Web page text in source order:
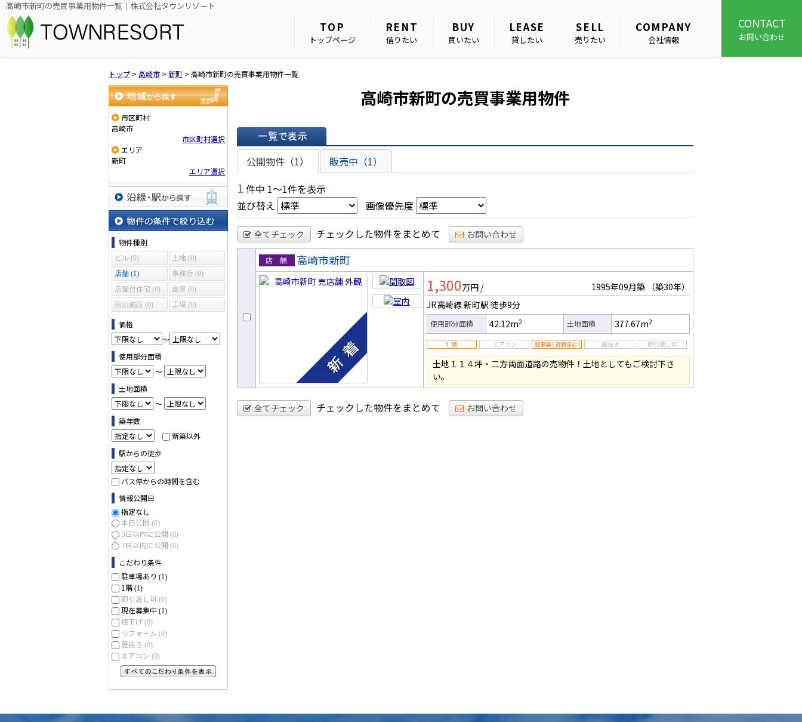
高崎市新町の売買事業用物件一覧｜株式会社タウンリゾート
TOP
トップページ
RENT
借りたい
BUY
買いたい
LEASE
貸したい
SELL
売りたい
COMPANY
会社情報
CONTACT
お問い合わせ
トップ > 高崎市 > 新町 > 高崎市新町の売買事業用物件一覧
地域から探す
市区町村
高崎市
市区町村選択
エリア
新町
エリア選択
沿線・駅から探す
物件の条件で絞り込む
物件種別
ビル (0)
土地 (0)
店舗 (1)
事務所 (0)
店舗付住宅 (0)
倉庫 (0)
宿泊施設 (0)
工場 (0)
価格
～
使用部分面積
～
土地面積
～
築年数
新築以外
駅からの徒歩
バス停からの時間を含む
情報公開日
指定なし
本日公開 (0)
3日以内に公開 (0)
7日以内に公開 (0)
こだわり条件
駐車場あり (1)
1階 (1)
即引渡し可 (0)
現在募集中 (1)
値下げ (0)
リフォーム (0)
居抜き (0)
エアコン (0)
高崎市新町の売買事業用物件
一覧で表示
公開物件（1） 販売中（1）
1 件中 1～1件を表示
並び替え
画像優先度
全てチェック チェックした物件をまとめて お問い合わせ
売店舗
高崎市新町
1,300万円 / 1995年09月築
（築30年）
JR高崎線 新町駅 徒歩9分
使用部分面積 42.12m2 土地面積 377.67m2
土地１１４坪・二方両面道路の売物件！土地としてもご検討下さ
い。
全てチェック チェックした物件をまとめて お問い合わせ